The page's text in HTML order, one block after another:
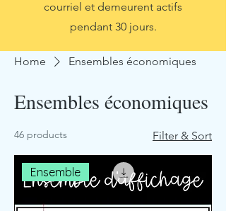
courriel et demeurent actifs
pendant 30 jours.​
Home Ensembles économiques
Ensembles économiques
46 products Filter & Sort
Ensemble